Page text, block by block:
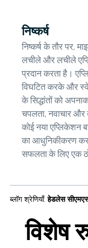
निष्कर्ष
निष्कर्ष के तौर पर,
लचीले और लचीले
प्रदान करता है।
विघटित करके और
के सिद्धांतों को
चपलता, नवाचार और
कोई नया एप्लिकेशन
का आधुनिकीकरण कर
सफलता के लिए एक
ब्लॉग श्रेणियाँ: हेडलेस
विशेष